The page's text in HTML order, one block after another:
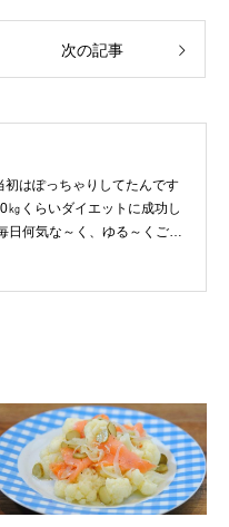
次の記事
初はぽっちゃりしてたんです
㎏くらいダイエットに成功し
日何気な～く、ゆる～くご飯
ゆる～い感じで見て頂けたら